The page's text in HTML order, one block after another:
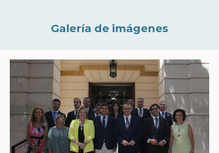
Galería de imágenes